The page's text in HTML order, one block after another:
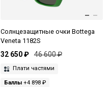
Солнцезащитные очки Bottega
Veneta 1182S
32 650 ₽ 46 600 ₽
Плати частями
Баллы+4 898 ₽